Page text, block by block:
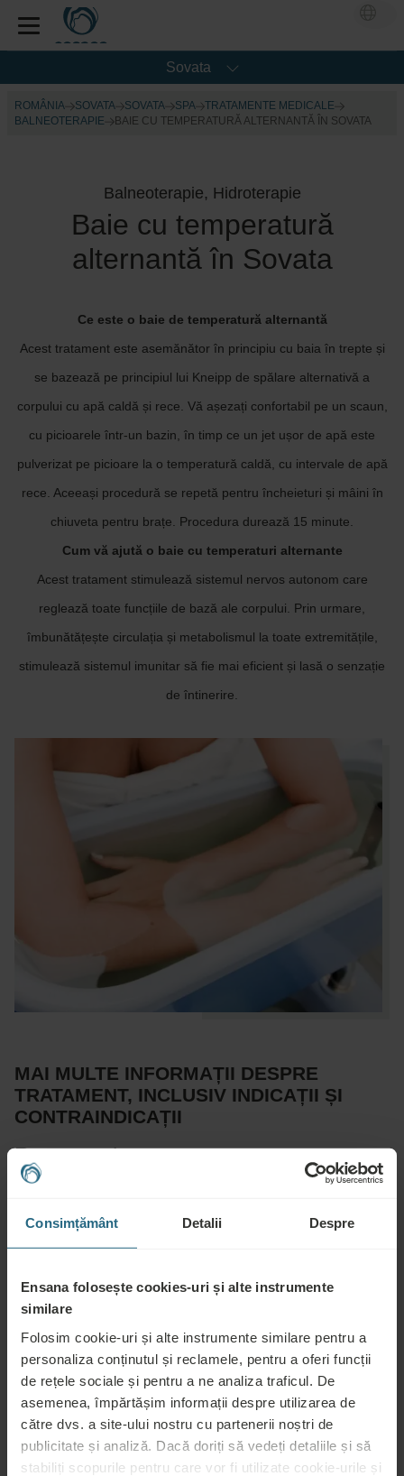
Consimțământ Detalii Despre
Ensana folosește cookies-uri și alte instrumente
similare
Folosim cookie-uri și alte instrumente similare pentru a
personaliza conținutul și reclamele, pentru a oferi funcții
de rețele sociale și pentru a ne analiza traficul. De
asemenea, împărtășim informații despre utilizarea de
către dvs. a site-ului nostru cu partenerii noștri de
publicitate și analiză. Dacă doriți să vedeți detaliile și să
stabiliți scopurile pentru care vor fi utilizate cookie-urile și
Sovata
ROMÂNIA SOVATA SOVATA SPA
TRATAMENTE MEDICALE
BALNEOTERAPIE
BAIE CU TEMPERATURĂ ALTERNANTĂ ÎN SOVATA
Balneoterapie, Hidroterapie
Baie cu temperatură
alternantă în Sovata
Ce este o baie de temperatură alternantă
Acest tratament este asemănător în principiu cu baia în trepte și
se bazează pe principiul lui Kneipp de spălare alternativă a
corpului cu apă caldă și rece. Vă așezați confortabil pe un scaun,
cu picioarele într-un bazin, în timp ce un jet ușor de apă este
pulverizat pe picioare la o temperatură caldă, cu intervale de apă
rece. Aceeași procedură se repetă pentru încheieturi și mâini în
chiuveta pentru brațe. Procedura durează 15 minute.
Cum vă ajută o baie cu temperaturi alternante
Acest tratament stimulează sistemul nervos autonom care
reglează toate funcțiile de bază ale corpului. Prin urmare,
îmbunătățește circulația și metabolismul la toate extremitățile,
stimulează sistemul imunitar să fie mai eficient și lasă o senzație
de întinerire.
MAI MULTE INFORMAȚII DESPRE
TRATAMENT, INCLUSIV INDICAȚII ȘI
CONTRAINDICAȚII
Recomandat pentru:
accident, stres, oboseală, boli neurologice, tulburări imunitare,
tulburări cardiovasculare modeste, distonie vegetativă
Nerecomandat pentru:
Boli infecțioase, febră, inflamație acută, tulburări cardiovasculare
severe (angină instabilă, insuficiență cardiacă, dificultăți de
respirație), epilepsie, tromboză acută, flebită, ulcere la nivelul
picioarelor și alte defecte cutanate, incontinență, sarcină,
psihoză, abuz de alcool sau droguri, tumori maligne și tulburări
de sânge.